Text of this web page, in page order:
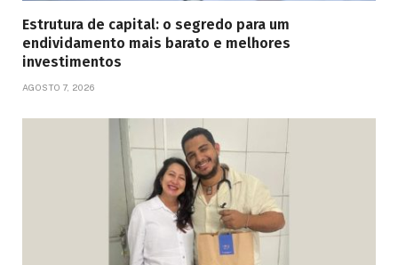
Estrutura de capital: o segredo para um
endividamento mais barato e melhores
investimentos
AGOSTO 7, 2026